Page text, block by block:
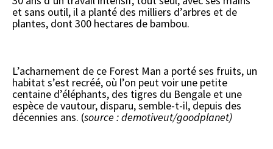
et sans outil, il a planté des milliers d’arbres et de
plantes, dont 300 hectares de bambou.
L’acharnement de ce Forest Man a porté ses fruits, un
habitat s’est recréé, où l’on peut voir une petite
centaine d’éléphants, des tigres du Bengale et une
espèce de vautour, disparu, semble-t-il, depuis des
décennies ans. (source : demotiveut/goodplanet)